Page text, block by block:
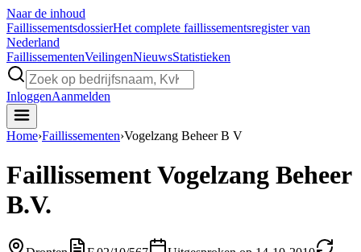
Naar de inhoud
FaillissementsdossierHet complete faillissementsregister van
Nederland
FaillissementenVeilingenNieuwsStatistieken
InloggenAanmelden
Home›Faillissementen›Vogelzang Beheer B V
FaillissementVogelzang Beheer
B.V.